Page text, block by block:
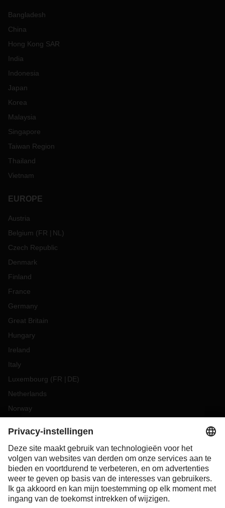
Bangladesh
China
Hong Kong SAR
India
Indonesia
Japan
Korea
Malaysia
Singapore
Taiwan Region
Thailand
Vietnam
EUROPE
Austria
Belgium (FR NL )
Czech Republic
Denmark
Finland
France
Germany
Great Britain
Hungary
Ireland
Italy
Luxembourg (FR DE)
Netherlands
Norway
Romania
Slovakia
Spain
Sweden